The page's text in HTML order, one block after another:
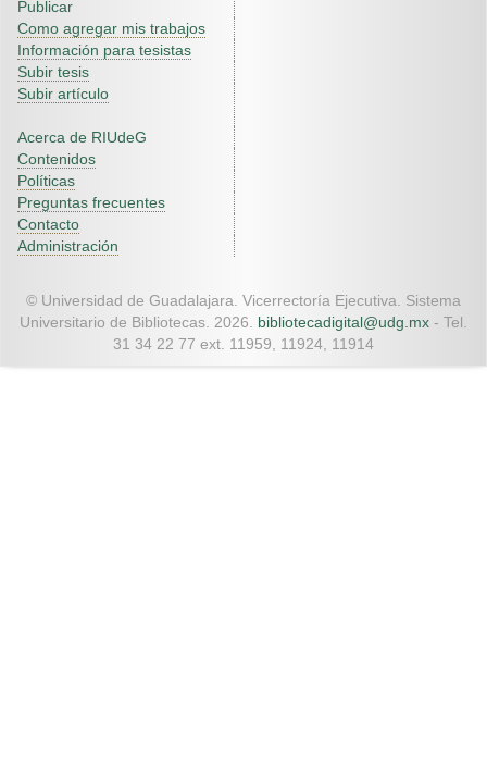
Publicar
Como agregar mis trabajos
Información para tesistas
Subir tesis
Subir artículo
Acerca de RIUdeG
Contenidos
Políticas
Preguntas frecuentes
Contacto
Administración
© Universidad de Guadalajara. Vicerrectoría Ejecutiva. Sistema
Universitario de Bibliotecas. 2026. bibliotecadigital@udg.mx - Tel.
31 34 22 77 ext. 11959, 11924, 11914